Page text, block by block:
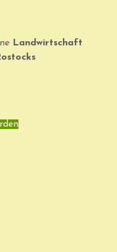
Landwirtschaft